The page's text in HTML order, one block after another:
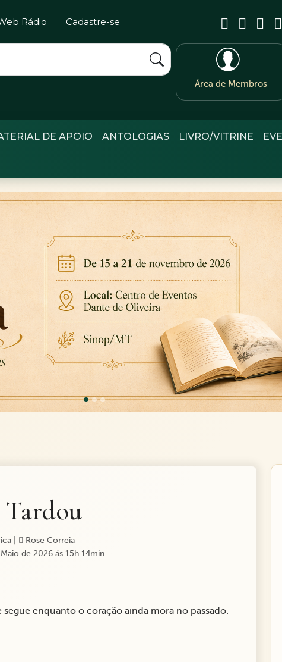
Rádio Cadastre-se
Área de Membros
DE APOIO ANTOLOGIAS LIVRO/VITRINE
Rose Correia
de 2026 ás 15h 14min
enquanto o coração ainda mora no passado.